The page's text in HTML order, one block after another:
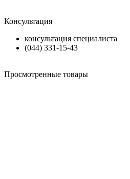
Консультация
консультация специалиста
(044) 331-15-43
Просмотренные товары